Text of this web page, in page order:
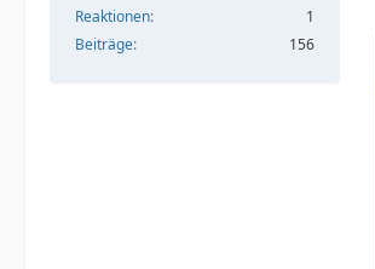
Reaktionen
1
Beiträge
156